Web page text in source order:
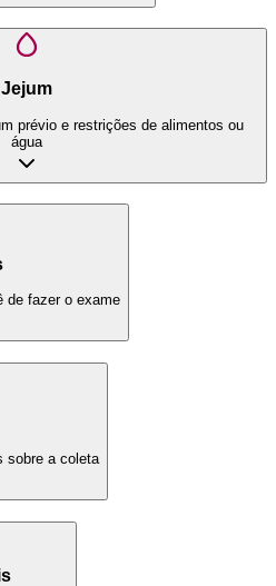
Jejum
prévio e restrições de alimentos ou
água
de fazer o exame
sobre a coleta